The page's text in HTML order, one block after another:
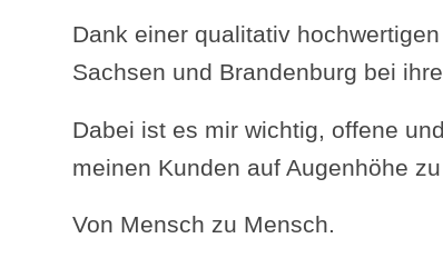
Dank einer qualitativ
Sachsen und Brandenburg bei
Dabei ist es mir wichtig, offene
meinen Kunden auf Augenhöhe
Von Mensch zu Mensch.